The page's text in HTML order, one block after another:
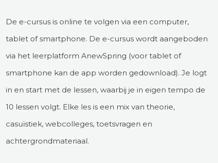
De e-cursus is online te volgen via een computer,
tablet of smartphone. De e-cursus wordt aangeboden
via het leerplatform AnewSpring (voor tablet of
smartphone kan de app worden gedownload). Je logt
in en start met de lessen, waarbij je in eigen tempo de
10 lessen volgt. Elke les is een mix van theorie,
casuïstiek, webcolleges, toetsvragen en
achtergrondmateriaal.